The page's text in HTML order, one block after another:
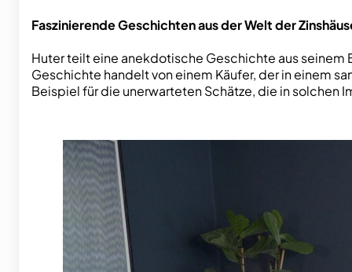
Faszinierende Geschichten aus der Welt der
Huter teilt eine anekdotische Geschichte aus seinem
Geschichte handelt von einem Käufer, der in einem
Beispiel für die unerwarteten Schätze, die in solchen